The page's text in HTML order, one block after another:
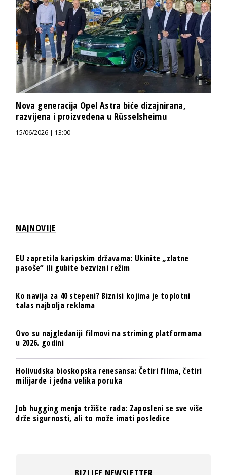
Nova generacija Opel Astra biće dizajnirana,
razvijena i proizvedena u Rüsselsheimu
15/06/2026 | 13:00
NAJNOVIJE
EU zapretila karipskim državama: Ukinite „zlatne
pasoše“ ili gubite bezvizni režim
Ko navija za 40 stepeni? Biznisi kojima je toplotni
talas najbolja reklama
Ovo su najgledaniji filmovi na striming platformama
u 2026. godini
Holivudska bioskopska renesansa: Četiri filma, četiri
milijarde i jedna velika poruka
Job hugging menja tržište rada: Zaposleni se sve više
drže sigurnosti, ali to može imati posledice